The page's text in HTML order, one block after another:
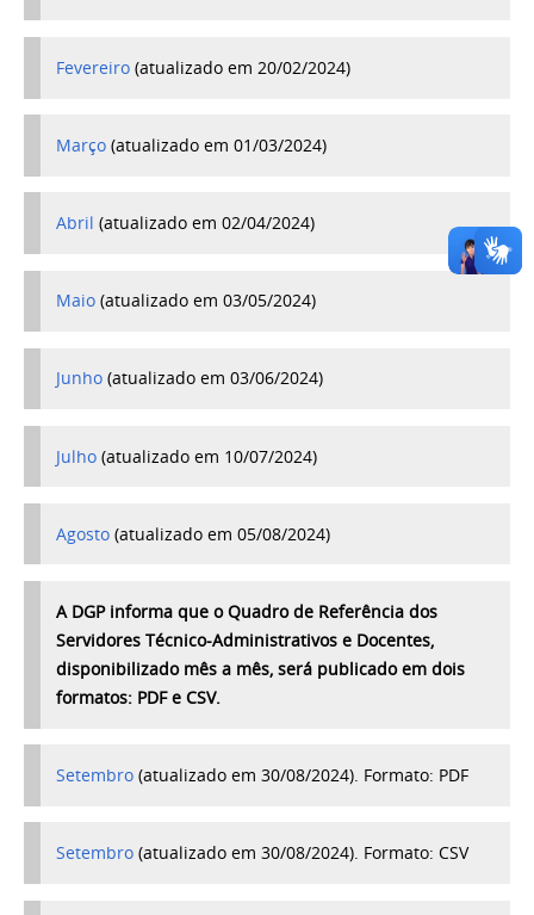
Fevereiro (atualizado em 20/02/2024)
Março (atualizado em 01/03/2024)
Abril(atualizado em 02/04/2024)
Maio(atualizado em 03/05/2024)
Junho (atualizado em 03/06/2024)
Julho (atualizado em 10/07/2024)
Agosto (atualizado em 05/08/2024)
A DGP informa que o Quadro de Referência dos
Servidores Técnico-Administrativos e Docentes,
disponibilizado mês a mês, será publicado em dois
formatos: PDF e CSV.
Setembro (atualizado em 30/08/2024). Formato: PDF
Setembro (atualizado em 30/08/2024). Formato: CSV